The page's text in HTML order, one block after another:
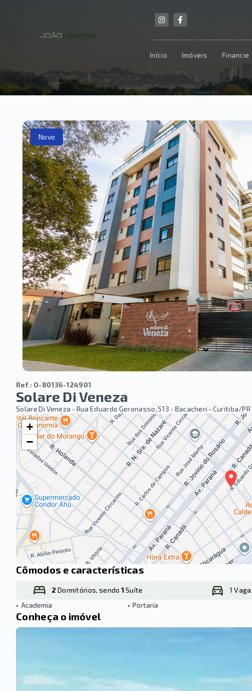
Início Imóveis Financie
Novo
Ref.: O-80136-124901
Solare Di Veneza
Solare Di Veneza -Rua Eduardo Geronasso, 513 - Bacacheri - Curitiba/PR
+
−
Cômodos e características
2 Dormitórios, sendo1Suíte 1 Vaga
• Academia • Portaria
Conheça o imóvel